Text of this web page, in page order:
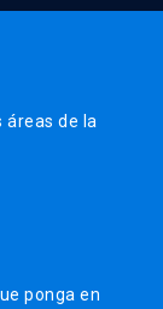
áreas de la
ponga en